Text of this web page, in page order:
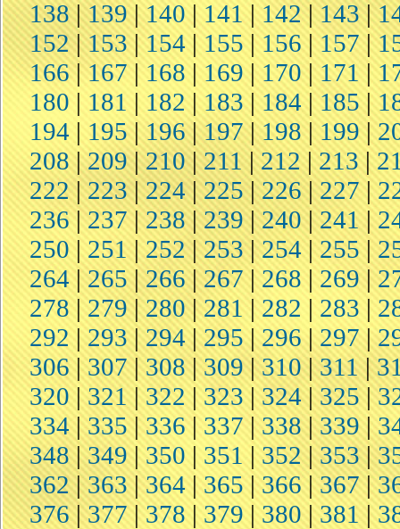
138|139|140 | 141 | 142|143|
152|153|154 |155 |156 |157|
166|167 | 168 | 169 | 170 |171 |
180 | 181 | 182 | 183 | 184 |185|
194 | 195 |196|197|198|199 |
208|209|210|211|212|213|
222|223|224|225|226|227|
236|237|238|239|240|241|
250| 251|252|253|254| 255|
264|265|266|267 |268 |269|
278 |279|280|281 | 282 | 283 |
292|293| 294|295|296|297|
306 |307|308|309|310|311|
320|321| 322 |323 | 324| 325|
334|335 |336| 337|338 |339 |
348|349|350 | 351 |352|353|
362|363|364 |365 |366|367|
376|377 | 378 | 379 | 380| 381 |